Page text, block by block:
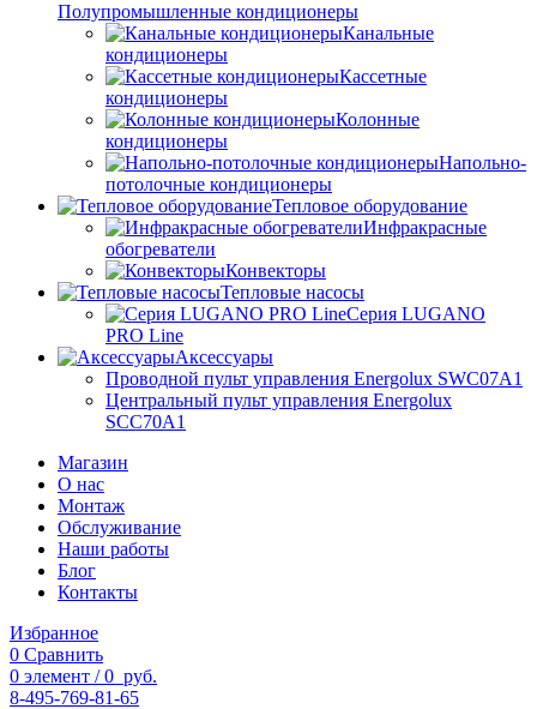
Полупромышленные кондиционеры
Канальные
кондиционеры
Кассетные
кондиционеры
Колонные
кондиционеры
Напольно-
потолочные кондиционеры
Тепловое оборудование
Инфракрасные
обогреватели
Конвекторы
Тепловые насосы
Серия LUGANO
PRO Line
Аксессуары
Проводной пульт управления Energolux SWC07A1
Центральный пульт управления Energolux
SCC70A1
Магазин
О нас
Монтаж
Обслуживание
Наши работы
Блог
Контакты
Избранное
0 Сравнить
0 элемент / 0 руб.
8-495-769-81-65